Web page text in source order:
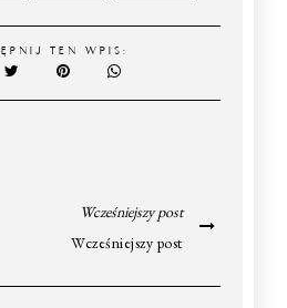
TEN WPIS:
Wcześniejszy post
Wcześniejszy post